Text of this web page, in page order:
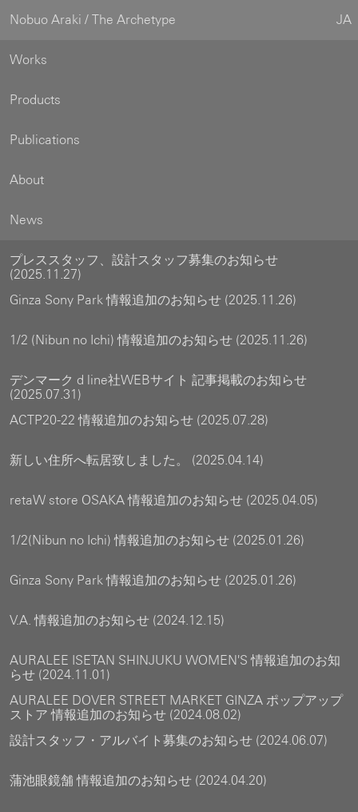
Nobuo Araki / The Archetype JA
Works
Products
Publications
About
News
プレススタッフ、設計スタッフ募集のお知らせ
(2025.11.27)
Ginza Sony Park 情報追加のお知らせ (2025.11.26)
1/2 (Nibun no Ichi) 情報追加のお知らせ (2025.11.26)
デンマーク d line社WEBサイト 記事掲載のお知らせ
(2025.07.31)
ACTP20-22 情報追加のお知らせ (2025.07.28)
新しい住所へ転居致しました。 (2025.04.14)
retaW store OSAKA 情報追加のお知らせ (2025.04.05)
1/2(Nibun no Ichi) 情報追加のお知らせ (2025.01.26)
Ginza Sony Park 情報追加のお知らせ (2025.01.26)
V.A. 情報追加のお知らせ (2024.12.15)
AURALEE ISETAN SHINJUKU WOMEN'S 情報追加のお知
らせ (2024.11.01)
AURALEE DOVER STREET MARKET GINZA ポップアップ
ストア 情報追加のお知らせ (2024.08.02)
設計スタッフ・アルバイト募集のお知らせ (2024.06.07)
蒲池眼鏡舗 情報追加のお知らせ (2024.04.20)